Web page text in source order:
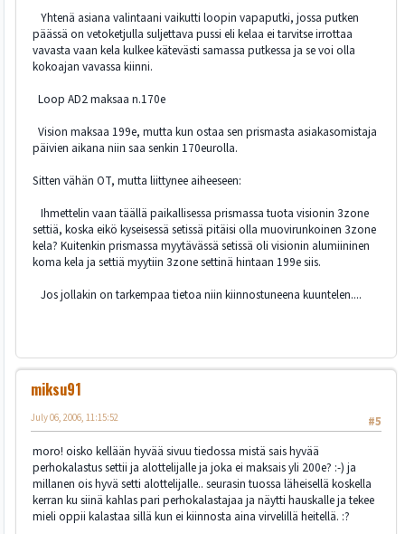
Yhtenä asiana valintaani vaikutti loopin vapaputki, jossa putken
päässä on vetoketjulla suljettava pussi eli kelaa ei tarvitse irrottaa
vavasta vaan kela kulkee kätevästi samassa putkessa ja se voi olla
kokoajan vavassa kiinni.
Loop AD2 maksaa n.170e
Vision maksaa 199e, mutta kun ostaa sen prismasta asiakasomistaja
päivien aikana niin saa senkin 170eurolla.
Sitten vähän OT, mutta liittynee aiheeseen:
Ihmettelin vaan täällä paikallisessa prismassa tuota visionin 3zone
settiä, koska eikö kyseisessä setissä pitäisi olla muovirunkoinen 3zone
kela? Kuitenkin prismassa myytävässä setissä oli visionin alumiininen
koma kela ja settiä myytiin 3zone settinä hintaan 199e siis.
Jos jollakin on tarkempaa tietoa niin kiinnostuneena kuuntelen....
miksu91
#5
July 06, 2006, 11:15:52
moro! oisko kellään hyvää sivuu tiedossa mistä sais hyvää
perhokalastus settii ja alottelijalle ja joka ei maksais yli 200e? :-) ja
millanen ois hyvä setti alottelijalle.. seurasin tuossa läheisellä koskella
kerran ku siinä kahlas pari perhokalastajaa ja näytti hauskalle ja tekee
mieli oppii kalastaa sillä kun ei kiinnosta aina virvelillä heitellä. :?